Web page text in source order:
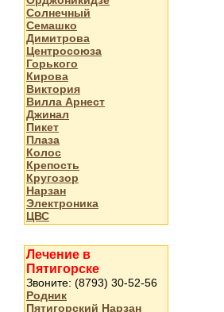
Солнечный
Семашко
Димитрова
Центросоюза
Горького
Кирова
Виктория
Вилла Арнест
Джинал
Пикет
Плаза
Колос
Крепость
Кругозор
Нарзан
Электроника
ЦВС
Лечение в
Пятигорске
Звоните: (8793) 30-52-56
Родник
Пятигорский Нарзан